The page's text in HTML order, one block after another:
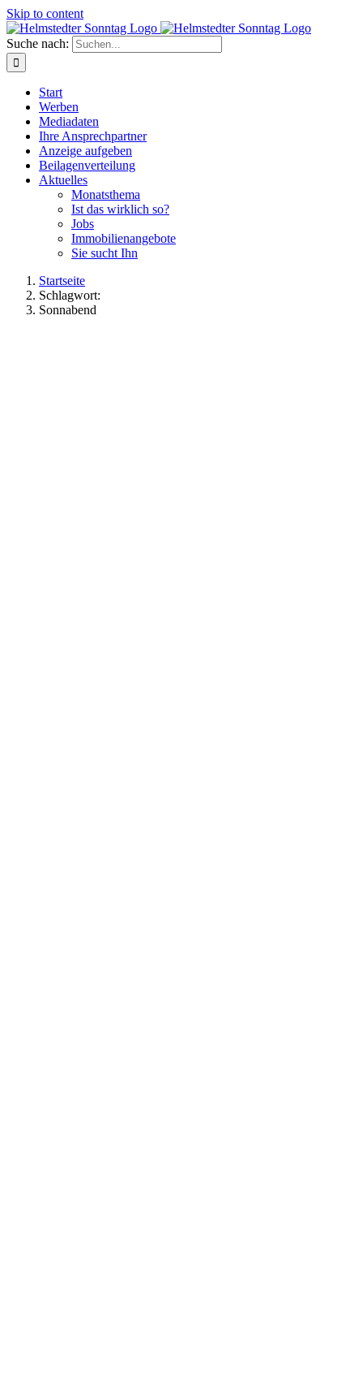
Skip to content
Suche nach:
Start
Werben
Mediadaten
Ihre Ansprechpartner
Anzeige aufgeben
Beilagenverteilung
Aktuelles
Monatsthema
Ist das wirklich so?
Jobs
Immobilienangebote
Sie sucht Ihn
Startseite
Schlagwort:
Sonnabend